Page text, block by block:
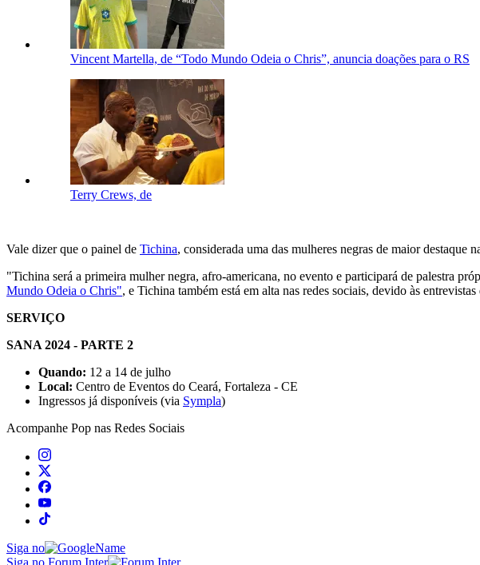
Vincent Martella, de “Todo Mundo Odeia o Chris”, anuncia doações para o RS
Terry Crews, de
Vale dizer que o painel de Tichina, considerada uma das mulheres negras de maior destaque
"Tichina será a primeira mulher negra, afro-americana, no evento e participará de palestra
Mundo Odeia o Chris", e Tichina também está em alta nas redes sociais, devido às
SERVIÇO
SANA 2024 - PARTE 2
Quando: 12 a 14 de julho
Local: Centro de Eventos do Ceará, Fortaleza - CE
Ingressos já disponíveis (via Sympla)
Acompanhe Pop nas Redes Sociais
Siga no
Siga no Forum Inter